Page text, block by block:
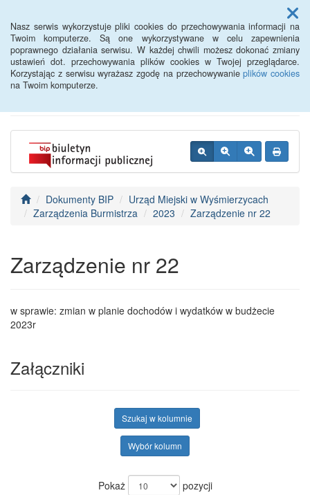
Nasz serwis wykorzystuje pliki cookies do przechowywania informacji na
Twoim komputerze. Są one wykorzystywane w celu zapewnienia
poprawnego działania serwisu. W każdej chwili możesz dokonać zmiany
ustawień dot. przechowywania plików cookies w Twojej przeglądarce.
Korzystając z serwisu wyrażasz zgodę na przechowywanieplików cookies
na Twoim komputerze.
Menu
BIP - Urząd Miejski
Wyśmierzyce
Dokumenty BIP
Urząd Miejski w Wyśmierzycach
Zarządzenia Burmistrza
2023 Zarządzenie nr 22
Zarządzenie nr 22
w sprawie: zmian w planie dochodów i wydatków w budżecie
2023r
Załączniki
Szukaj w kolumnie
Wybór kolumn
Pokaż
pozycji